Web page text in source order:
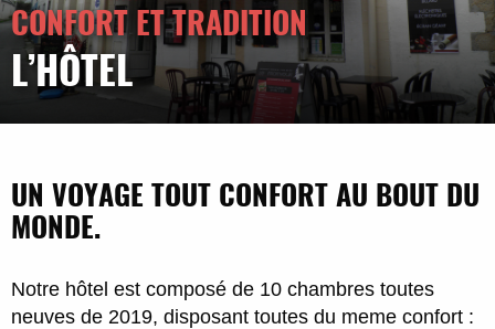
CONFORT ET TRADITION
L’HÔTEL
UN VOYAGE TOUT CONFORT AU BOUT DU
MONDE.
Notre hôtel est composé de 10 chambres toutes
neuves de 2019, disposant toutes du meme confort :